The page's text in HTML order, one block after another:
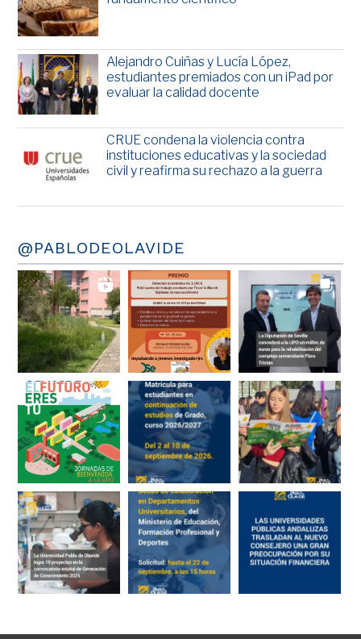
Alejandro Cuiñas y Lucía López,
estudiantes premiados con un iPad por
evaluar la calidad docente
CRUE condena la violencia contra
instituciones educativas y la sociedad
civil y reafirma su rechazo a la guerra
@PABLODEOLAVIDE